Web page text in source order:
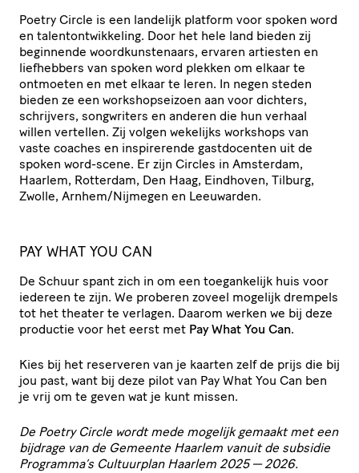
Poetry Circle is een landelijk platform voor spoken word
en talen­t­ont­wik­ke­ling. Door het hele land bieden zij
beginnende woord­kun­ste­naars, ervaren artiesten en
liefhebbers van spoken word plekken om elkaar te
ontmoeten en met elkaar te leren. In negen steden
bieden ze een work­shop­sei­zoen aan voor dichters,
schrijvers, songwriters en anderen die hun verhaal
willen vertellen. Zij volgen wekelijks workshops van
vaste coaches en inspi­re­rende gast­do­centen uit de
spoken word-scene. Er zijn Circles in Amsterdam,
Haarlem, Rotterdam, Den Haag, Eindhoven, Tilburg,
Zwolle, Arnhem/​Nijmegen en Leeuwarden.
PAY WHAT YOU CAN
De Schuur spant zich in om een toegan­ke­lijk huis voor
iedereen te zijn. We proberen zoveel mogelijk drempels
tot het theater te verlagen. Daarom werken we bij deze
productie voor het eerst met Pay What You Can.
Kies bij het reserveren van je kaarten zelf de prijs die bij
jou past, want bij deze pilot van Pay What You Can ben
je vrij om te geven wat je kunt missen.
De Poetry Circle wordt mede mogelijk gemaakt met een
bijdrage van de Gemeente Haarlem vanuit de subsidie
Programma’s Cultuurplan Haarlem 2025 — 2026.